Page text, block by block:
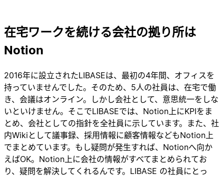
在宅ワークを続ける会社の拠り所は
Notion
2016年に設立されたLIBASEは、最初の4年間、オフィスを
持っていませんでした。そのため、5人の社員は、在宅で働
き、会議はオンライン。しかし会社として、意思統一をしな
いといけません。そこでLIBASEでは、Notion上にKPIをま
とめ、会社としての指針を全社員に示しています。また、社
内Wikiとして議事録、採用情報に顧客情報などもNotion上
でまとめています。もし疑問が発生すれば、Notionへ向か
えばOK。Notion上に会社の情報がすべてまとめられてお
り、疑問を解決してくれるんです。LIBASE の社員にとっ